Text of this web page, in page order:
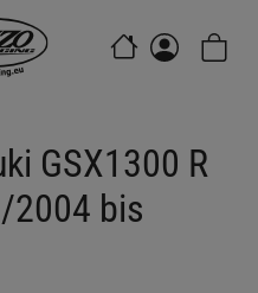
GSX1300 R
2004 bis